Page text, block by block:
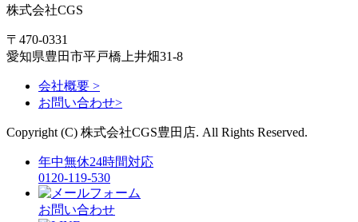
株式会社CGS
〒470-0331
愛知県豊田市平戸橋上井畑31-8
会社概要 >
お問い合わせ>
Copyright (C) 株式会社CGS豊田店. All Rights Reserved.
年中無休24時間対応
0120-119-530
お問い合わせ